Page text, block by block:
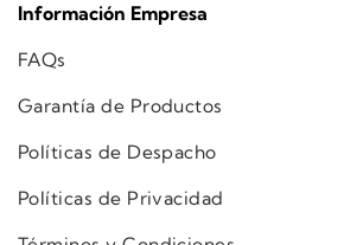
Información Empresa
FAQs
Garantía de Productos
Políticas de Despacho
Políticas de Privacidad